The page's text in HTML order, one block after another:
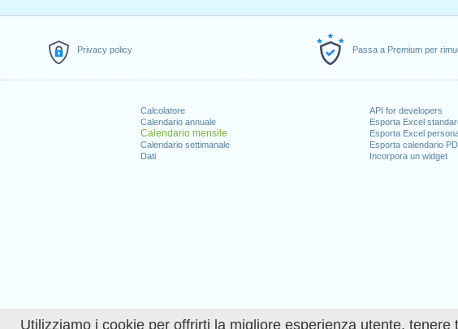
Utilizziamo i cookie per offrirti la migliore esperienza utente,
Privacy policy Passa a Premium per
Calcolatore
Calendario annuale
Calendario mensile
Calendario settimanale
Dati
API for developers
Esporta Excel
Esporta Excel
Esporta calendario
Incorpora un widget